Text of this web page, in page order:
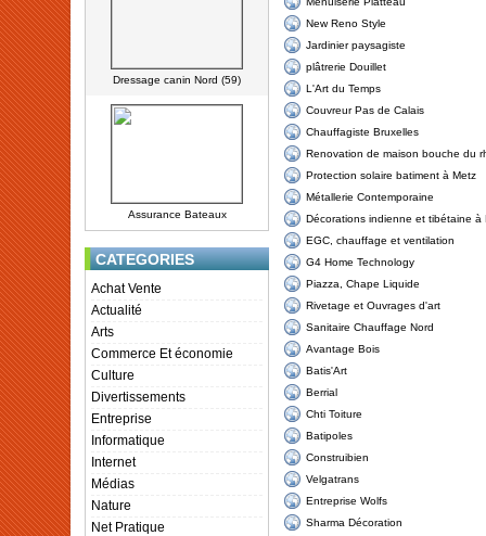
Dressage canin Nord (59)
Assurance Bateaux
CATEGORIES
Achat Vente
Actualité
Arts
Commerce Et économie
Culture
Divertissements
Entreprise
Informatique
Internet
Médias
Nature
Net Pratique
New Reno Style
Jardinier paysagiste
plâtrerie Douillet
L'Art du Temps
Couvreur Pas de Calais
Chauffagiste Bruxelles
Renovation de maison bouche du
Protection solaire batiment à Metz
Métallerie Contemporaine
Décorations indienne et tibétaine à
EGC, chauffage et ventilation
G4 Home Technology
Piazza, Chape Liquide
Rivetage et Ouvrages d'art
Sanitaire Chauffage Nord
Avantage Bois
Batis'Art
Berrial
Chti Toiture
Batipoles
Construibien
Velgatrans
Entreprise Wolfs
Sharma Décoration